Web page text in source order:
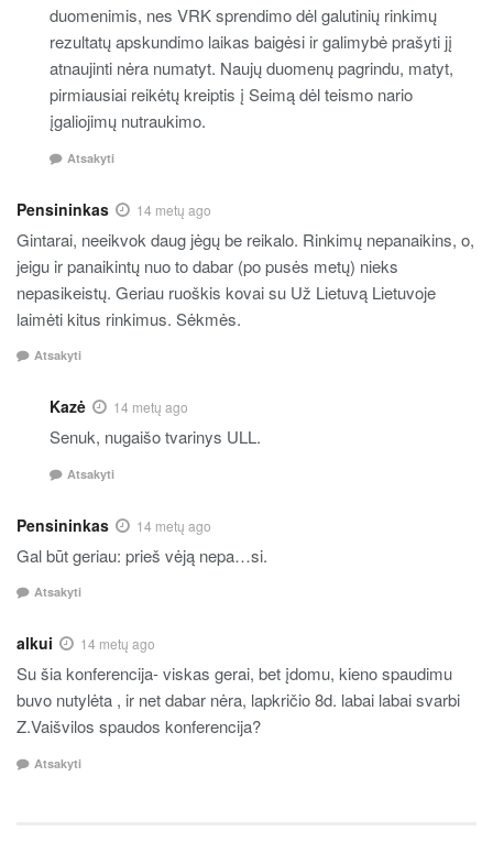
duomenimis, nes VRK sprendimo dėl galutinių rinkimų
rezultatų apskundimo laikas baigėsi ir galimybė prašyti jį
atnaujinti nėra numatyt. Naujų duomenų pagrindu, matyt,
pirmiausiai reikėtų kreiptis į Seimą dėl teismo nario
įgaliojimų nutraukimo.
Atsakyti
Pensininkas 14 metų ago
Gintarai, neeikvok daug jėgų be reikalo. Rinkimų nepanaikins, o,
jeigu ir panaikintų nuo to dabar (po pusės metų) nieks
nepasikeistų. Geriau ruoškis kovai su Už Lietuvą Lietuvoje
laimėti kitus rinkimus. Sėkmės.
Atsakyti
Kazė 14 metų ago
Senuk, nugaišo tvarinys ULL.
Atsakyti
Pensininkas 14 metų ago
Gal būt geriau: prieš vėją nepa…si.
Atsakyti
alkui 14 metų ago
Su šia konferencija- viskas gerai, bet įdomu, kieno spaudimu
buvo nutylėta , ir net dabar nėra, lapkričio 8d. labai labai svarbi
Z.Vaišvilos spaudos konferencija?
Atsakyti